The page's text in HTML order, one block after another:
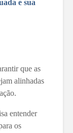
e sua
que as
alinhadas
entender
os